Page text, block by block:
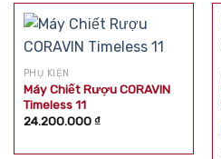
PHỤ KIỆN
Máy Chiết Rượu CORAVIN
Timeless 11
24.200.000₫